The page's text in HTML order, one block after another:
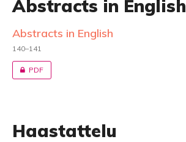
Abstracts in English
Abstracts in English
140–141
PDF
Haastattelu